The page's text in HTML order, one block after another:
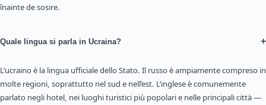
înainte de sosire.
Quale lingua si parla in Ucraina? +
L’ucraino è la lingua ufficiale dello Stato. Il russo è ampiamente compreso in
molte regioni, soprattutto nel sud e nell’est. L’inglese è comunemente
parlato negli hotel, nei luoghi turistici più popolari e nelle principali città —